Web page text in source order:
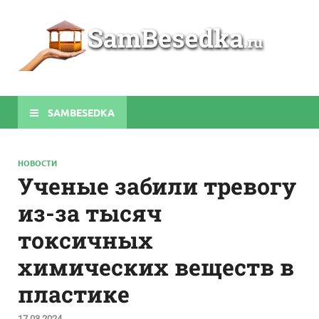
SAMBESEDKA
НОВОСТИ
Ученые забили тревогу
из-за тысяч
токсичных
химических веществ в
пластике